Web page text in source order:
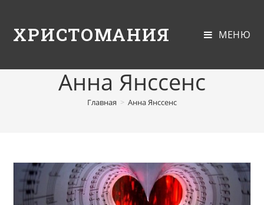
ХРИСТОМАНИЯ МЕНЮ
Анна Янссенс
Главная > Анна Янссенс